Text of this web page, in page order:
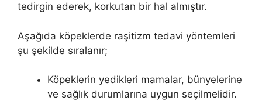
tedirgin ederek, korkutan bir hal almıştır.
Aşağıda köpeklerde raşitizm tedavi yöntemleri
şu şekilde sıralanır;
Köpeklerin yedikleri mamalar, bünyelerine
ve sağlık durumlarına uygun seçilmelidir.